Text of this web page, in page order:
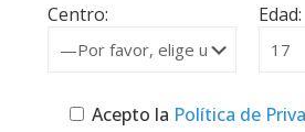
Centro: Edad:
Acepto la Política de